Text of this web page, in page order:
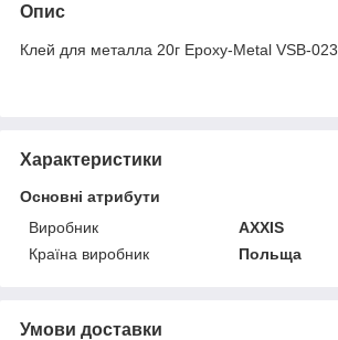
Опис
Клей для металла 20г Epoxy-Metal VSB-023
Характеристики
Основні атрибути
Виробник
AXXIS
Країна виробник
Польща
Умови доставки